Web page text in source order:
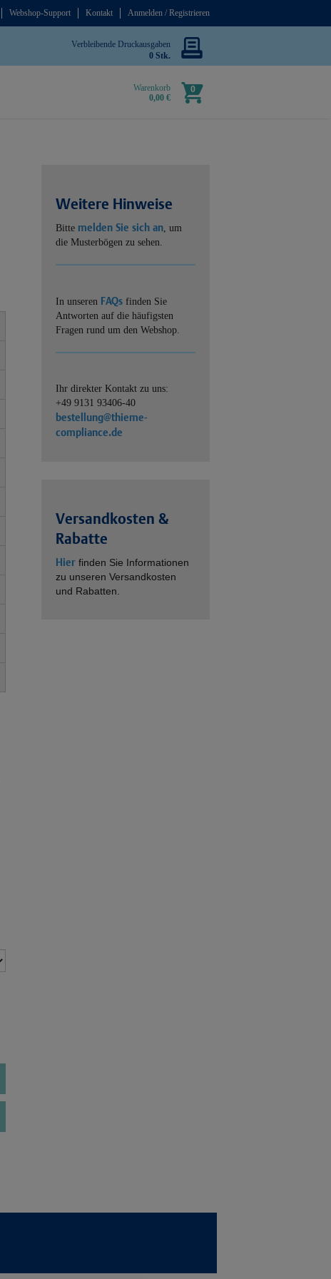
Webshop-Support Kontakt Anmelden / Registrieren
Verbleibende Druckausgaben
0 Stk.
Warenkorb
0,00 €
0
Weitere Hinweise
Bitte melden Sie sich an, um
die Musterbögen zu sehen.
In unseren FAQs finden Sie
Antworten auf die häufigsten
Fragen rund um den Webshop.
Ihr direkter Kontakt zu uns:
+49 9131 93406-40
bestellung@thieme-
compliance.de
Versandkosten &
Rabatte
Hier finden Sie Informationen
zu unseren Versandkosten
und Rabatten.